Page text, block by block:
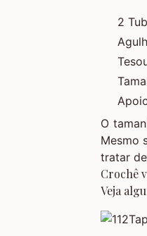
2
O
Mesmo
tratar
Crochê
Veja